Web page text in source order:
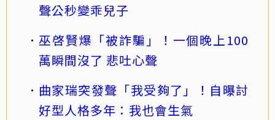
聲公秒變乖兒子
巫啓賢爆「被詐騙」！一個晚上100
萬瞬間沒了 悲吐心聲
曲家瑞突發聲「我受夠了」！自曝討
好型人格多年：我也會生氣